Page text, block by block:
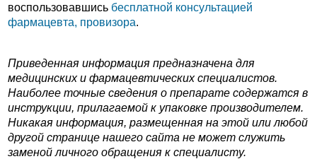
воспользовавшись бесплатной консультацией
фармацевта, провизора.
Приведенная информация предназначена для
медицинских и фармацевтических специалистов.
Наиболее точные сведения о препарате содержатся в
инструкции, прилагаемой к упаковке производителем.
Никакая информация, размещенная на этой или любой
другой странице нашего сайта не может служить
заменой личного обращения к специалисту.